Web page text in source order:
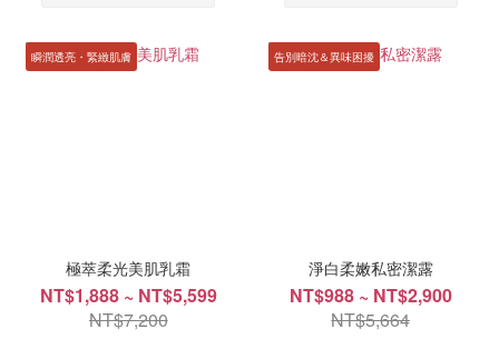
瞬潤透亮・緊緻肌膚
極萃柔光美肌乳霜
NT$1,888 ~ NT$5,599
NT$7,200
告別暗沈＆異味困擾
淨白柔嫩私密潔露
NT$988 ~ NT$2,900
NT$5,664